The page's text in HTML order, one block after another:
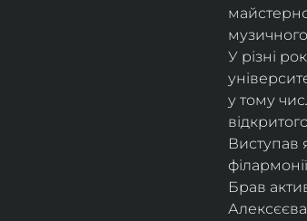
У різні
у тому
Виступав
Брав